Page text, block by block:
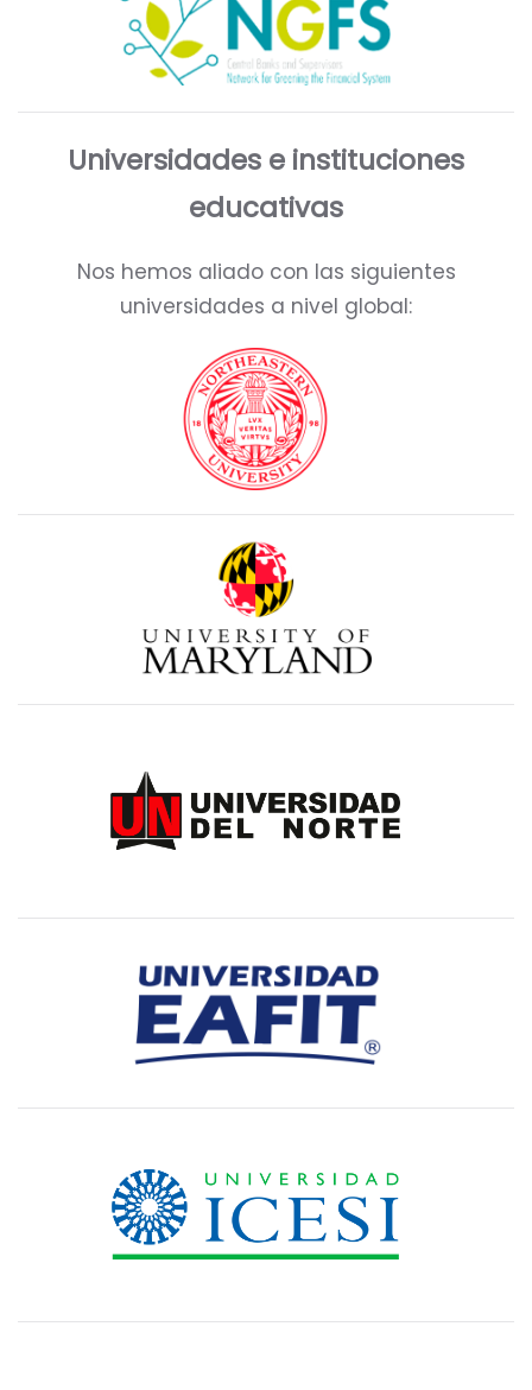
Universidades e instituciones
educativas
Nos hemos aliado con las siguientes
universidades a nivel global: